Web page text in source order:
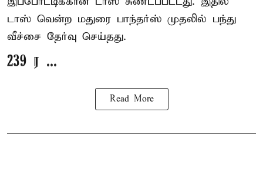
டாஸ் வென்ற மதுரை பாந்தர்ஸ் முதலில் பந்து
வீச்சை தேர்வு செய்தது.
239 ர ...
Read More